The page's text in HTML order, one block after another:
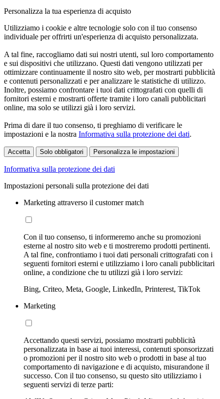
Personalizza la tua esperienza di acquisto
Utilizziamo i cookie e altre tecnologie solo con il tuo consenso
individuale per offrirti un'esperienza di acquisto personalizzata.
A tal fine, raccogliamo dati sui nostri utenti, sul loro comportamento
e sui dispositivi che utilizzano. Questi dati vengono utilizzati per
ottimizzare continuamente il nostro sito web, per mostrarti pubblicità
e contenuti personalizzati e per analizzare le statistiche di utilizzo.
Inoltre, possiamo confrontare i tuoi dati crittografati con quelli di
fornitori esterni e mostrarti offerte tramite i loro canali pubblicitari
online, ma solo se utilizzi già i loro servizi.
Prima di dare il tuo consenso, ti preghiamo di verificare le
impostazioni e la nostra Informativa sulla protezione dei dati.
Accetta Solo obbligatori Personalizza le impostazioni
Informativa sulla protezione dei dati
Impostazioni personali sulla protezione dei dati
Marketing attraverso il customer match
Con il tuo consenso, ti informeremo anche su promozioni
esterne al nostro sito web e ti mostreremo prodotti pertinenti.
A tal fine, confrontiamo i tuoi dati personali crittografati con i
seguenti fornitori esterni e utilizziamo i loro canali pubblicitari
online, a condizione che tu utilizzi già i loro servizi:
Bing, Criteo, Meta, Google, LinkedIn, Printerest, TikTok
Marketing
Accettando questi servizi, possiamo mostrarti pubblicità
personalizzata in base ai tuoi interessi, contenuti sponsorizzati
o promozioni per il nostro sito web o prodotti in base al tuo
comportamento di navigazione e di acquisto, misurandone il
successo. Con il tuo consenso, su questo sito utilizziamo i
seguenti servizi di terze parti: